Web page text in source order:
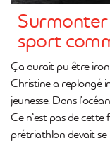
Surmonter
sport
Ça aurait pu être
Christine a replongé
jeunesse. Dans
Ce n’est pas de
prétriathlon devait se